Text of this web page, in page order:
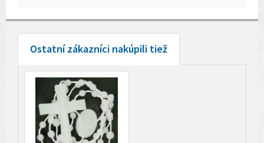
Ostatní zákazníci nakúpili tiež